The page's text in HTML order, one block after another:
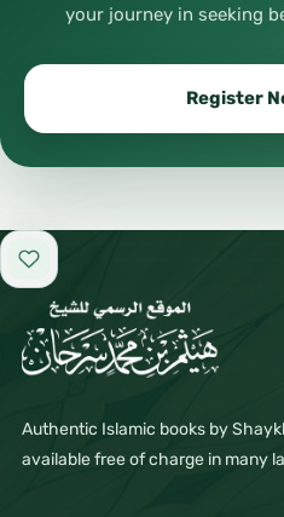
your journey in seeking
Register
Add to favorites
Authentic Islamic books by
available free of charge in many